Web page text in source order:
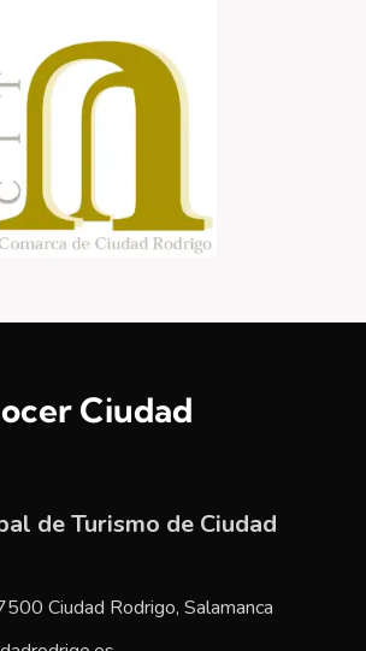
Ciudad
de Turismo de Ciudad
Ciudad Rodrigo, Salamanca